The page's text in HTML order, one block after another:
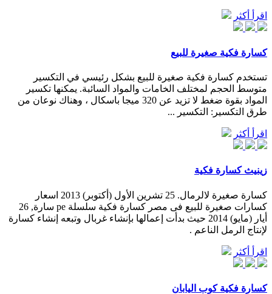
اقرأ أكثر
كسارة فكية صغيرة للبيع
تستخدم كسارة فكية صغيرة للبيع بشكل رئيسي في التكسير
متوسط الحجم لمختلف الخامات والمواد السائبة. يمكنها تكسير
المواد بقوة ضغط لا تزيد عن 320 ميجا باسكال ، وهناك نوعان من
طرق التكسير: التكسير ...
اقرأ أكثر
زينيث كسارة فكية
كسارة صغيرة لالرمال. 25 تشرين الأول (أكتوبر) 2013 اسعار
كسارات صغيرة للبيع فى مصر كسارة فكية سلسلة pe سارة, 26
أيار (مايو) 2014 حيث بدأت إعمالها بإنشاء غربال وتبعه إنشاء كسارة
لإنتاج الرمل الناعم .
اقرأ أكثر
كسارة فكية كوب اليابان